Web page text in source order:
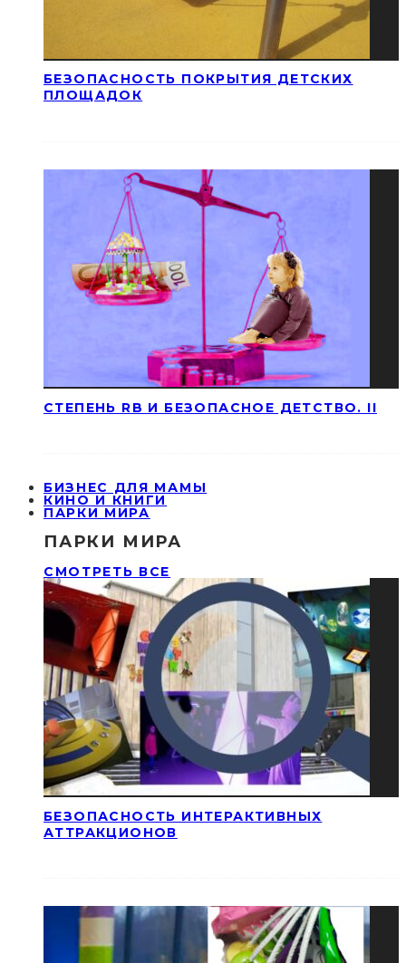
БЕЗОПАСНОСТЬ ПОКРЫТИЯ ДЕТСКИХ
ПЛОЩАДОК
СТЕПЕНЬ RB И БЕЗОПАСНОЕ ДЕТСТВО. II
БИЗНЕС ДЛЯ МАМЫ
КИНО И КНИГИ
ПАРКИ МИРА
ПАРКИ МИРА
СМОТРЕТЬ ВСЕ
БЕЗОПАСНОСТЬ ИНТЕРАКТИВНЫХ
АТТРАКЦИОНОВ